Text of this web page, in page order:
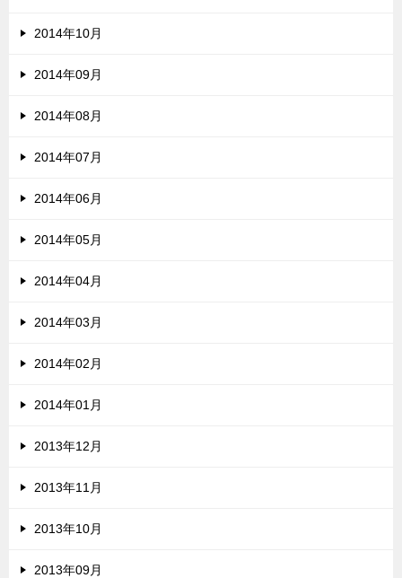
2014年10月
2014年09月
2014年08月
2014年07月
2014年06月
2014年05月
2014年04月
2014年03月
2014年02月
2014年01月
2013年12月
2013年11月
2013年10月
2013年09月